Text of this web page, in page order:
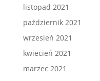
listopad 2021
październik 2021
wrzesień 2021
kwiecień 2021
marzec 2021